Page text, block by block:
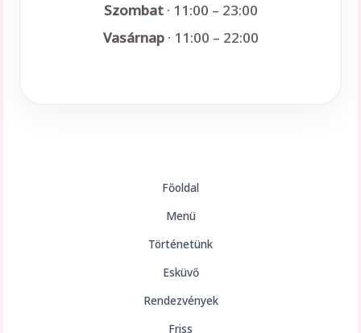
Szombat· 11:00 – 23:00
Vasárnap· 11:00 – 22:00
Főoldal
Menü
Történetünk
Esküvő
Rendezvények
Friss